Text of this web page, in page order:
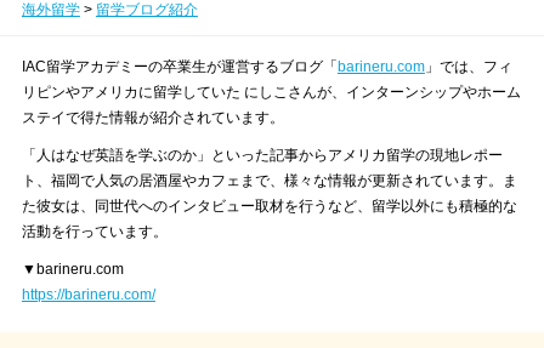
海外留学> 留学ブログ紹介
IAC留学アカデミーの卒業生が運営するブログ「 barineru.com」では、フィ
リピンやアメリカに留学していた にしこさんが、インターンシップやホーム
ステイで得た情報が紹介されています。
「人はなぜ英語を学ぶのか」といった記事からアメリカ留学の現地レポー
ト、福岡で人気の居酒屋やカフェまで、様々な情報が更新されています。ま
た彼女は、同世代へのインタビュー取材を行うなど、留学以外にも積極的な
活動を行っています。
▼barineru.com
https://barineru.com/